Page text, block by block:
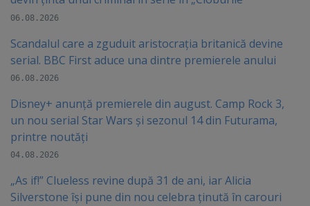
06.08.2026
Scandalul care a zguduit aristocrația britanică devine
serial. BBC First aduce una dintre premierele anului
06.08.2026
Disney+ anunță premierele din august. Camp Rock 3,
un nou serial Star Wars și sezonul 14 din Futurama,
printre noutăți
04.08.2026
„As if!” Clueless revine după 31 de ani, iar Alicia
Silverstone își pune din nou celebra ținută în carouri